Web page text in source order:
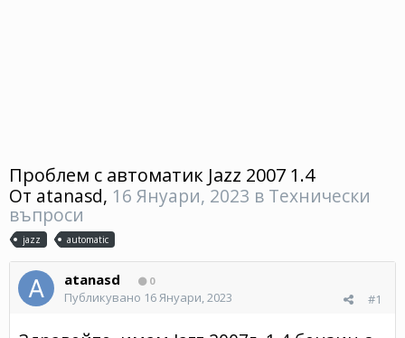
Проблем с автоматик Jazz 2007 1.4
От atanasd, 16 Януари, 2023 в Технически
въпроси
jazz automatic
atanasd 0
#1
Публикувано 16 Януари, 2023